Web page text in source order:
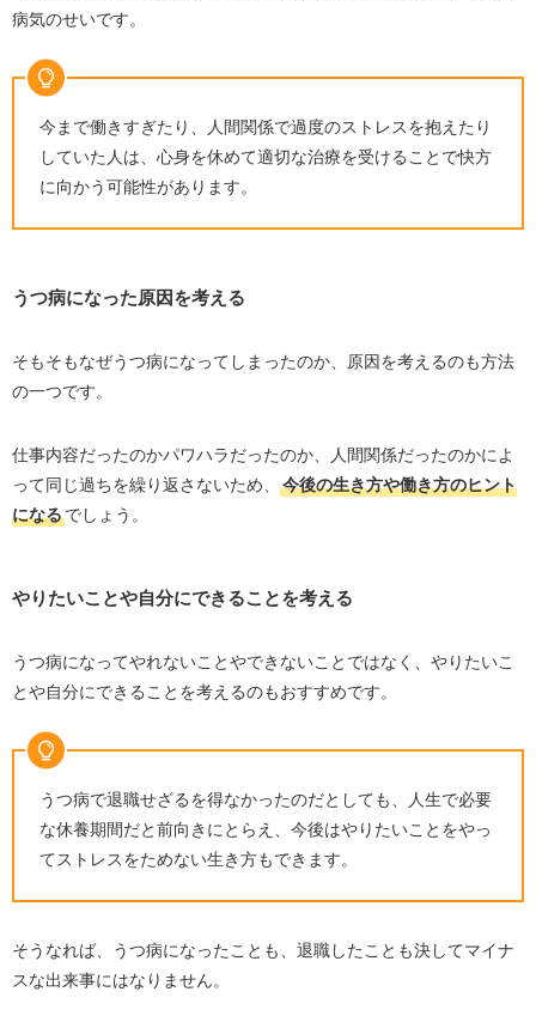
病気のせいです。
今まで働きすぎたり、人間関係で過度のストレスを抱えたり
していた人は、心身を休めて適切な治療を受けることで快方
に向かう可能性があります。
うつ病になった原因を考える
そもそもなぜうつ病になってしまったのか、原因を考えるのも方法
の一つです。
仕事内容だったのかパワハラだったのか、人間関係だったのかによ
って同じ過ちを繰り返さないため、
今後の生き方や働き方のヒント
になるでしょう。
やりたいことや自分にできることを考える
うつ病になってやれないことやできないことではなく、やりたいこ
とや自分にできることを考えるのもおすすめです。
うつ病で退職せざるを得なかったのだとしても、人生で必要
な休養期間だと前向きにとらえ、今後はやりたいことをやっ
てストレスをためない生き方もできます。
そうなれば、うつ病になったことも、退職したことも決してマイナ
スな出来事にはなりません。